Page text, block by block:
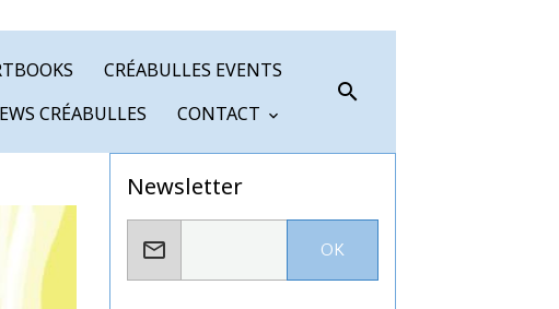
CRÉABULLES EVENTS
CRÉABULLES
CONTACT
Newsletter
OK